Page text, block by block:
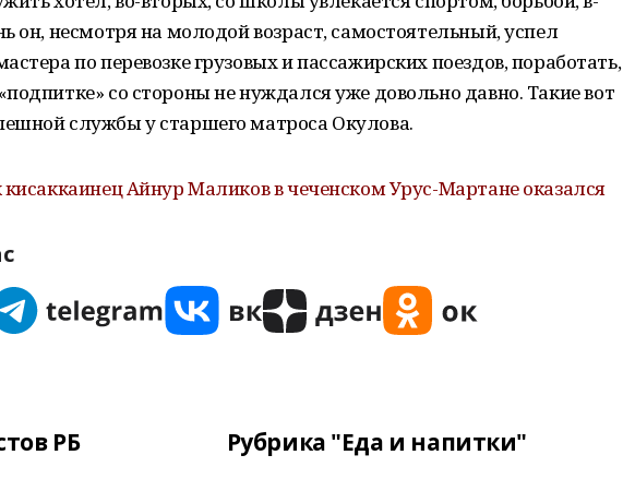
он, несмотря на молодой возраст, самостоятельный, успел
по перевозке грузовых и пассажирских поездов, поработать,
со стороны не нуждался уже довольно давно. Такие вот
службы у старшего матроса Окулова.
кисаккаинец Айнур Маликов в чеченском Урус-Мартане оказался
РБ Рубрика "Еда и напитки"